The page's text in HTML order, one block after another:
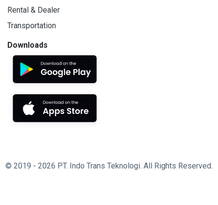
Rental & Dealer
Transportation
Downloads
© 2019 - 2026 PT. Indo Trans Teknologi. All Rights Reserved.